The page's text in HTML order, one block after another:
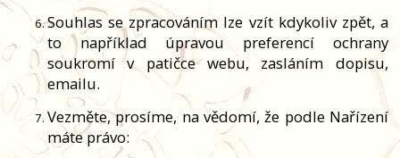
Souhlas se zpracováním lze vzít kdykoliv zpět, a
to například úpravou preferencí ochrany
soukromí v patičce webu, zasláním dopisu,
emailu.
Vezměte, prosíme, na vědomí, že podle Nařízení
máte právo: